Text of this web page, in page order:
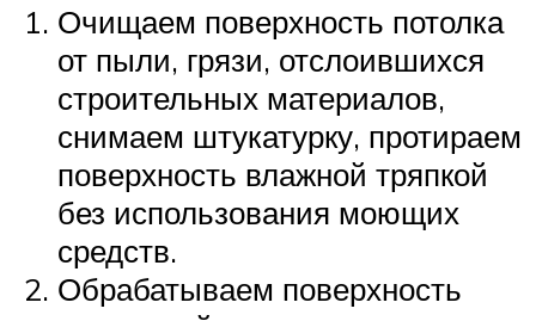
Очищаем поверхность потолка
от пыли, грязи, отслоившихся
строительных материалов,
снимаем штукатурку, протираем
поверхность влажной тряпкой
без использования моющих
средств.
Обрабатываем поверхность